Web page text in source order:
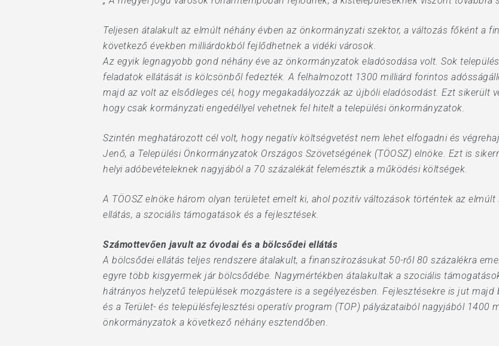
Teljesen átalakult az elmúlt néhány évben az önkor­mányzati szektor, a vál­­tozás főként a
következő években milliárdokból fejlődhetnek a vidéki városok.
Az egyik legnagyobb gond néhány éve az önkormányzatok eladósodása volt. Sok
feladatok ellátását is kölcsönből fedezték. A felhalmozott 1300 milliárd forintos
majd az volt az elsődleges cél, hogy megakadályozzák az újbóli eladósodást. Ezt sikerült
hogy csak kormányzati engedéllyel vehetnek fel hitelt a települési önkormányzatok.
Szintén meghatározott cél volt, hogy negatív költségvetést nem lehet elfogadni és
Jenő, a Települési Önkormányzatok Országos Szövetségének (TÖOSZ) elnöke. Ezt is
helyi adóbevételeknek nagyjából a 70 százalékát felemésztik a működési költségek.
A TÖOSZ elnöke három olyan területet emelt ki, ahol pozitív változások történtek az
ellátás, a szociális támogatások és a fejlesztések.
Számottevően javult az óvodai és a bölcsődei ellátás
A bölcsődei ellátás teljes rendszere átalakult, a finanszírozásukat 50-ről 80 százalékra
egyre több kisgyermek jár bölcsődébe. Nagymértékben átalakultak a szociális
hátrányos helyzetű települések mozgástere is a segélyezésben. Fejlesztésekre is jut
és a Terület- és településfejlesztési operatív program (TOP) pályázataiból nagyjából
önkormányzatok a következő néhány esztendőben.